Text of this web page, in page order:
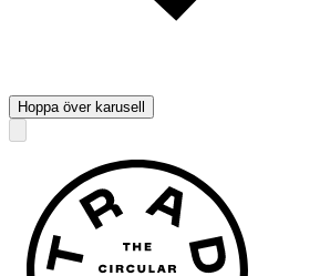
Hoppa över karusell